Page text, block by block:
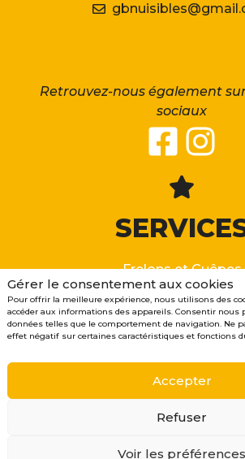
Gérer le consentement aux cookies
Pour offrir la meilleure expérience, nous utilisons des
accéder aux informations des appareils. Consentir nous
données telles que le comportement de navigation. Ne
effet négatif sur certaines caractéristiques et fonctions
Accepter
Refuser
Voir les préférences
Retrouvez-nous également
sociaux
Frelons et Guêpes
Dératisation
Désinsectisation
Abeilles
Démoussage
GB nuisibles, désinsectisation et
Politique de confidentialité/ Site